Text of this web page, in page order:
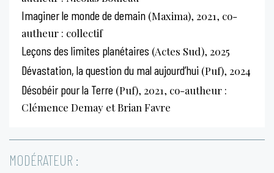
Imaginer le monde de demain (Maxima), 2021, co-
autheur : collectif
Leçons des limites planétaires (Actes Sud), 2025
Dévastation, la question du mal aujourd’hui (Puf), 2024
Désobéir pour la Terre (Puf), 2021, co-autheur :
Clémence Demay et Brian Favre
MODÉRATEUR :